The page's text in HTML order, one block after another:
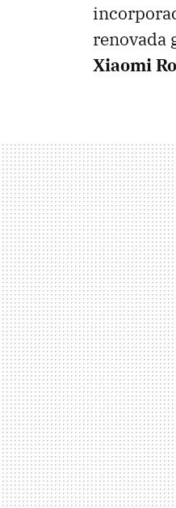
renovada
Xiaomi